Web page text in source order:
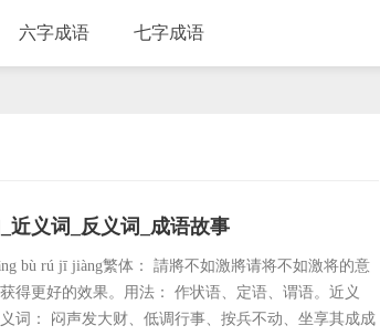
六字成语 七字成语
近义词_反义词_成语故事
bù rú jī jiàng繁体： 請將不如激將请将不如激将的意
得更好的效果。用法： 作状语、定语、谓语。近义
词： 闷声发大财、低调行事、按兵不动、坐享其成成